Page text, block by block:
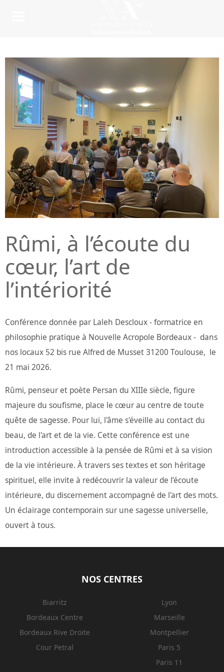
Rûmi, à l’écoute du
cœur, l’art de
l’intériorité
Conférence donnée par Laleh Descloux - formatrice en
philosophie pratique à Nouvelle Acropole Bordeaux - dans
nos locaux 52 bis rue Alfred de Musset 31200 Toulouse, le
21 mai 2026.
Rûmi, penseur et poète Persan du XIIIe siècle, figure
majeure du soufisme, place le cœur au centre de toute
quête de sagesse. Pour lui, l'âme s'éveille au contact du
beau, de l'art et de la vie. Cette conférence est une
introduction accessible à la pensée de Rûmi et à sa vision
de la vie intérieure. À travers ses textes et son héritage
spirituel, elle invite à redécouvrir la valeur de l’écoute
intérieure, du discernement accompagné de l'art des mots.
Un éclairage contemporain sur une sagesse universelle,
ouvert à tous.
NOS CENTRES
Biarritz
Bordeaux Centre
Bordeaux Rive Droite
Cour Petral
Lyon
Marseille
Montpellier
Paris 5
Paris 11